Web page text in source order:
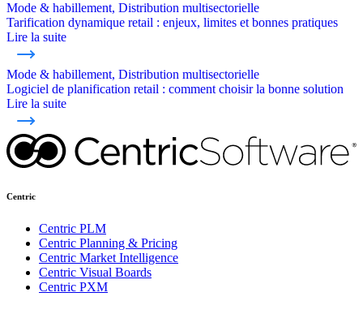
Mode & habillement, Distribution multisectorielle
Tarification dynamique retail : enjeux, limites et bonnes pratiques
Lire la suite
Mode & habillement, Distribution multisectorielle
Logiciel de planification retail : comment choisir la bonne solution
Lire la suite
Centric
Centric PLM
Centric Planning & Pricing
Centric Market Intelligence
Centric Visual Boards
Centric PXM